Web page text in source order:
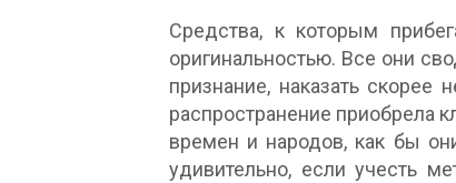
Средства, к которым
оригинальностью. Все они
признание, наказать
распространение приобрела
времен и народов, как бы
удивительно, если учесть